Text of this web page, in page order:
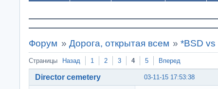
Форум » Дорога, открытая всем »*BSD vs
Страницы Назад 1 2 3 4 5 Вперед
03-11-15 17:53:38
Director cemetery